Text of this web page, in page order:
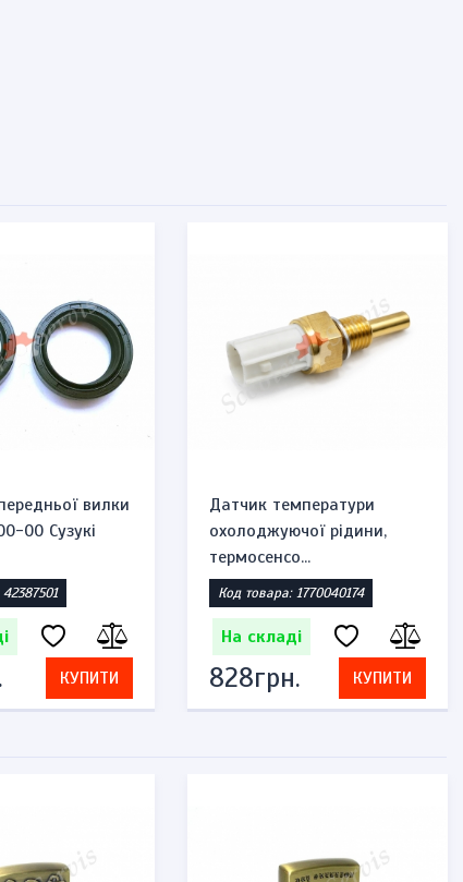
вилки
00 Сузукі
КУПИТИ
Датчик температури
охолоджуючої рідини,
термосенсо...
Код товара: 1770040174
На складі
828грн. КУПИТИ